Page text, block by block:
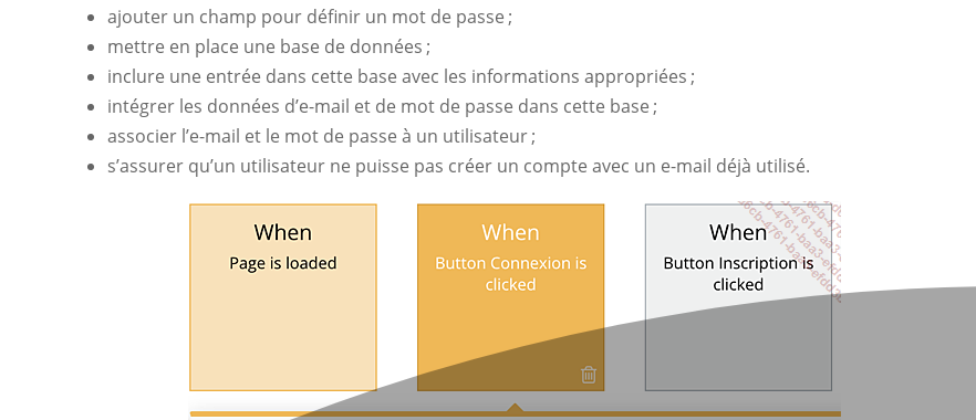
ajouter un champ pour définir un mot de passe ;
mettre en place une base de données ;
inclure une entrée dans cette base avec les informations appropriées ;
intégrer les données d’e-mail et de mot de passe dans cette base ;
associer l’e-mail et le mot de passe à un utilisateur ;
s’assurer qu’un utilisateur ne puisse pas créer un compte avec un e-mail déjà utilisé.